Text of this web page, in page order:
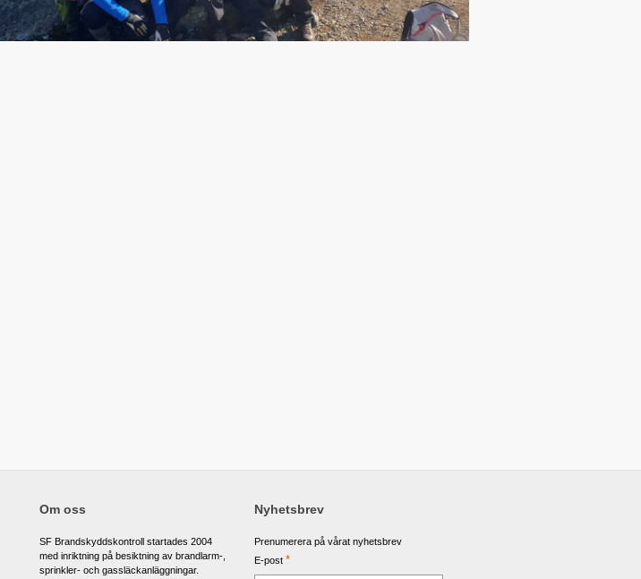
Om oss
SF Brandskyddskontroll startades 2004
med inriktning på besiktning av brandlarm-,
sprinkler- och gassläckanläggningar.
Nyhetsbrev
Prenumerera på vårat nyhetsbrev
E-post *